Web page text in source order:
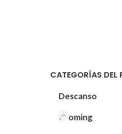
CATEGORÍAS DEL
Descanso
Groming